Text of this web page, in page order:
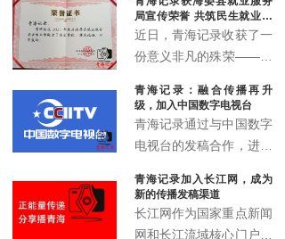
局宣传荣誉 共筑民生就业宣
传新篇
近日，青海记录收获了一
份意义非凡的殊荣——来
传鼓励荣誉证书。这一荣
誉不仅是对青海记录过往
宣传工作的高度认可，更
宣传事业发展的有力见
证。
青海记录：融合传播再升
级，加入中国数字电视台
青海记录通过与中国数字
电视台的发稿合作，进一
阵，实现了青海故事的多
渠道、多层次、多形态传
播，为高原地区文化传播
青海记录加入长江网，成为
新的传播发稿渠道
长江网作为国家重点新闻
网和长江流域核心门户，